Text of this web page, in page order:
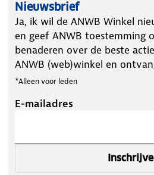
Dames - Grijs/Zand - 2 Pack
volgende in de verpakking:
✔ 1x Poederbaas Arctic
- 2 Pack (in jouw gewenste
Nieuwsbrief
Ja, ik wil de ANWB Winkel
en geef ANWB toestemming
benaderen over de beste
ANWB (web)winkel en
*Alleen voor leden
E-mailadres